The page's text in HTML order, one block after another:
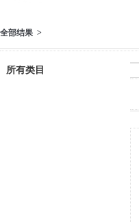
全部结果 >
所有类目